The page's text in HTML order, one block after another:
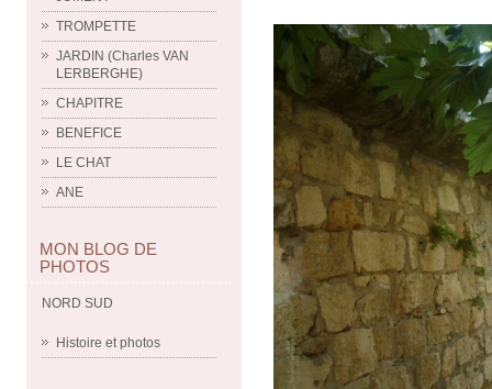
TROMPETTE
JARDIN (Charles VAN
LERBERGHE)
CHAPITRE
BENEFICE
LE CHAT
ANE
MON BLOG DE
PHOTOS
NORD SUD
Histoire et photos